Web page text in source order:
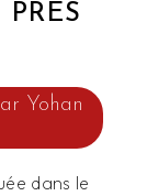
Yohan
dans le